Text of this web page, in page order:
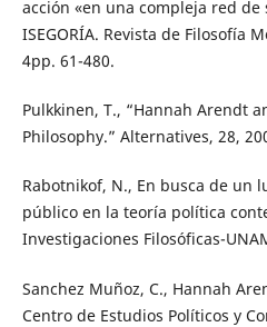
acción «en una compleja red
ISEGORÍA. Revista de Filosofía
4pp. 61-480.
Pulkkinen, T., “Hannah Arendt
Philosophy.” Alternatives, 28,
Rabotnikof, N., En busca de un
público en la teoría política
Investigaciones Filosóficas-
Sanchez Muñoz, C., Hannah
Centro de Estudios Políticos y